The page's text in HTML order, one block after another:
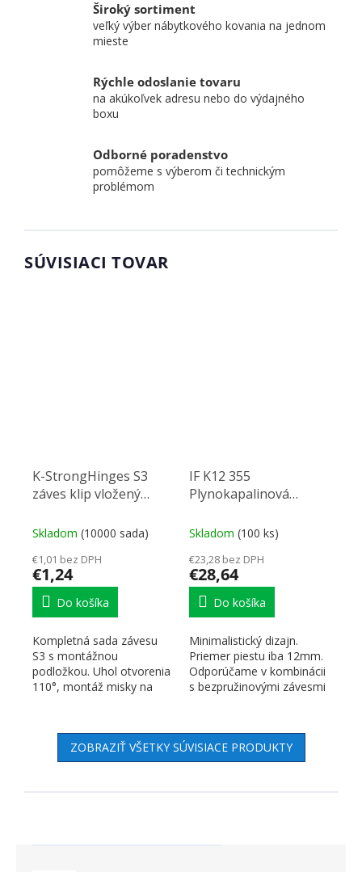
Široký sortiment
veľký výber nábytkového kovania na jednom
mieste
Rýchle odoslanie tovaru
na akúkoľvek adresu nebo do výdajného
boxu
Odborné poradenstvo
pomôžeme s výberom či technickým
problémom
SÚVISIACI TOVAR
K-StrongHinges S3
záves klip vložený
podložka skrutka
Skladom (10000 sada)
€1,01 bez DPH
€1,24
Do košíka
Kompletná sada závesu
S3 s montážnou
podložkou. Uhol otvorenia
110°, montáž misky na
IF K12 355
Plynokapalinová
Skladom (100 ks)
€23,28 bez DPH
€28,64
Do košíka
Minimalistický dizajn.
Priemer piestu iba 12mm.
Odporúčame v kombinácii
s bezpružinovými závesmi
ZOBRAZIŤ VŠETKY SÚVISIACE PRODUKTY